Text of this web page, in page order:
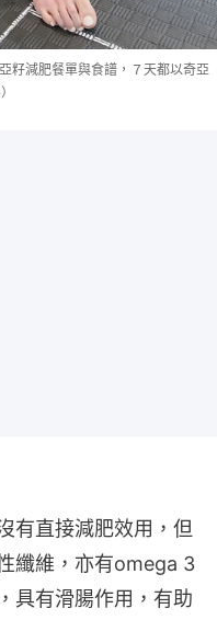
籽減肥餐單與食譜，７天都以奇亞
有直接減肥效用，但
纖維，亦有omega 3
具有滑腸作用，有助